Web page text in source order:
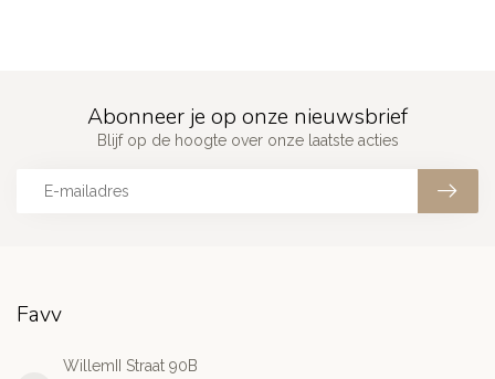
Abonneer je op onze nieuwsbrief
Blijf op de hoogte over onze laatste acties
Favv
WillemII Straat 90B